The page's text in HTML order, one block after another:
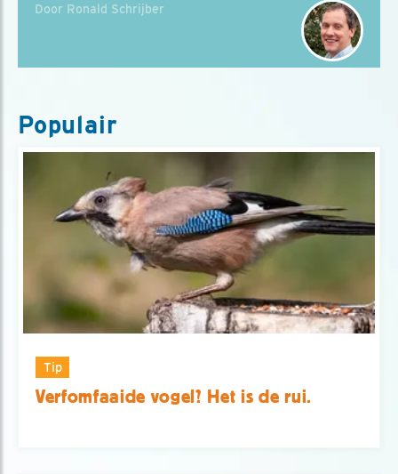
Door Ronald Schrijber
Populair
Tip
Verfomfaaide vogel? Het is de rui.